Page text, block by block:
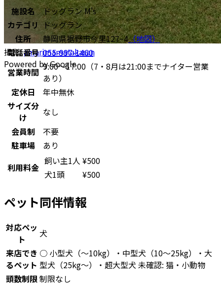
撮影:amarimamatakasan
Powered by Google
施設名
ドッグラン M's
カテゴリ ドッグラン
住所
静岡県裾野市今里127−4（地図）
電話番号 055-997-1460
営業時間 9:00～17:00（7・8月は21:00までナイター営業
あり）
定休日
年中無休
サイズ分
け
なし
会員制
不要
駐車場
あり
利用料金
飼い主1人 ¥500
犬1頭
¥500
ペット同伴情報
対応ペッ
ト
犬
来店でき
るペット
○ 小型犬（〜10kg）・中型犬（10〜25kg）・大
型犬（25kg〜）・超大型犬 未確認: 猫・小動物
頭数制限制限なし